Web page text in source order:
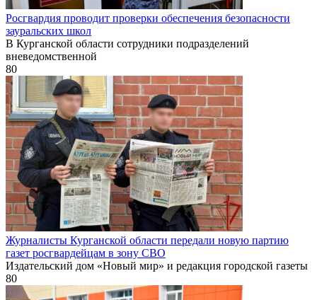
Росгвардия проводит проверки обеспечения безопасности
зауральских школ
В Курганской области сотрудники подразделений
вневедомственной
80
Журналисты Курганской области передали новую партию
газет росгвардейцам в зону СВО
Издательский дом «Новый мир» и редакция городской газеты
80